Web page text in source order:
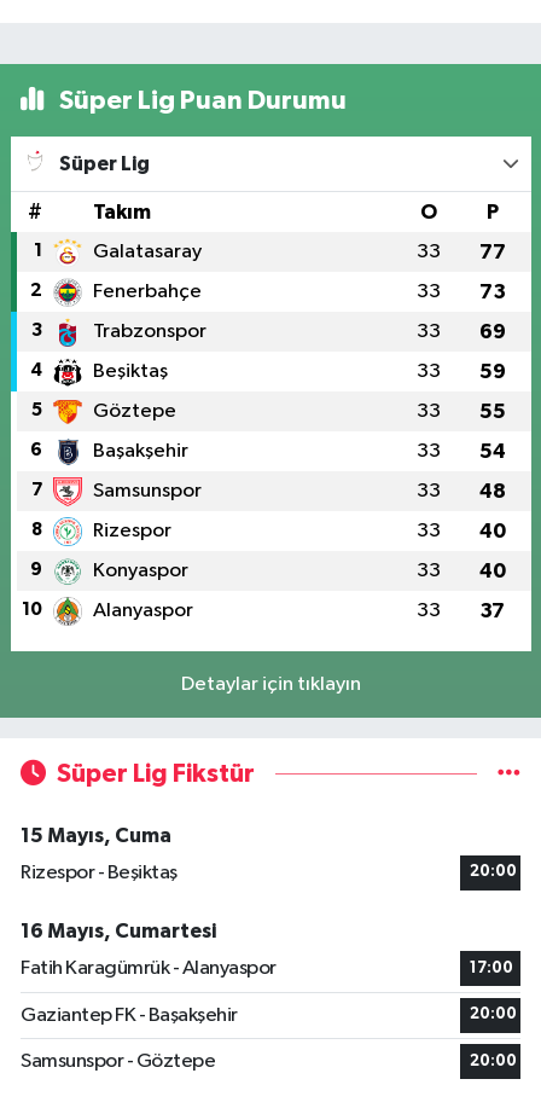
Süper Lig Puan Durumu
Süper Lig
# Takım O P
1 Galatasaray 33 77
2 Fenerbahçe 33 73
3 Trabzonspor 33 69
4 Beşiktaş 33 59
5 Göztepe 33 55
6 Başakşehir 33 54
7 Samsunspor 33 48
8 Rizespor 33 40
9 Konyaspor 33 40
10 Alanyaspor 33 37
Detaylar için tıklayın
Süper Lig Fikstür
15 Mayıs, Cuma
Rizespor - Beşiktaş
20:00
16 Mayıs, Cumartesi
Fatih Karagümrük - Alanyaspor
17:00
Gaziantep FK - Başakşehir 20:00
Samsunspor - Göztepe 20:00